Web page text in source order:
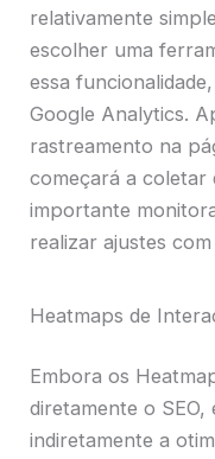
relativamente
escolher uma
essa
Google Analytics.
rastreamento na
começará a coletar
importante
realizar ajustes
Heatmaps de
Embora os
diretamente o
indiretamente a